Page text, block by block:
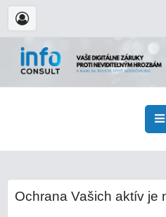
Ochrana Vašich aktív je